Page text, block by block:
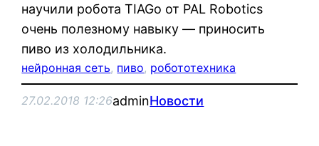
научили робота TIAGo от PAL Robotics
очень полезному навыку — приносить
пиво из холодильника.
нейронная сеть, пиво, робототехника
27.02.2018 12:26adminНовости